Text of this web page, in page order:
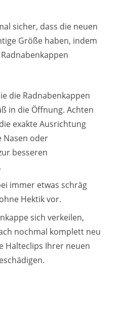
sicher, dass die neuen
Größe haben, indem
die Radnabenkappen
in die Öffnung. Achten
exakte Ausrichtung
Nasen oder
besseren
immer etwas schräg
Hektik vor.
sich verkeilen,
nochmal komplett neu
Halteclips Ihrer neuen